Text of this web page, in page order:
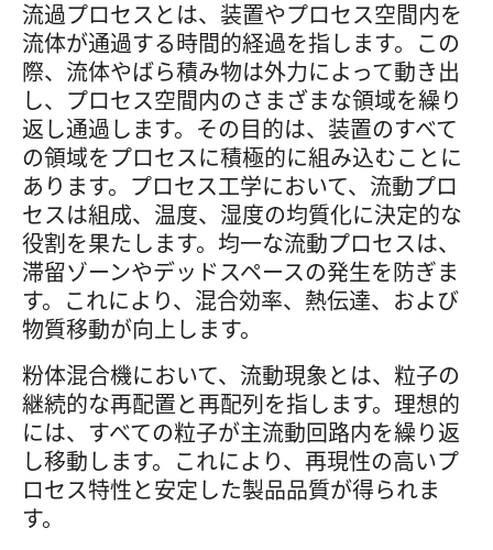
流過プロセスとは、装置やプロセス空間内を
流体が通過する時間的経過を指します。この
際、流体やばら積み物は外力によって動き出
し、プロセス空間内のさまざまな領域を繰り
返し通過します。その目的は、装置のすべて
の領域をプロセスに積極的に組み込むことに
あります。プロセス工学において、流動プロ
セスは組成、温度、湿度の均質化に決定的な
役割を果たします。均一な流動プロセスは、
滞留ゾーンやデッドスペースの発生を防ぎま
す。これにより、混合効率、熱伝達、および
物質移動が向上します。
粉体混合機において、流動現象とは、粒子の
継続的な再配置と再配列を指します。理想的
には、すべての粒子が主流動回路内を繰り返
し移動します。これにより、再現性の高いプ
ロセス特性と安定した製品品質が得られま
す。